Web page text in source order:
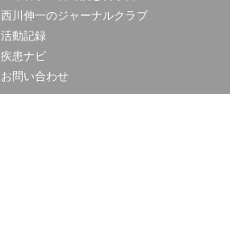
西川伸一のジャーナルクラブ
活動記録
疾患ナビ
お問い合わせ